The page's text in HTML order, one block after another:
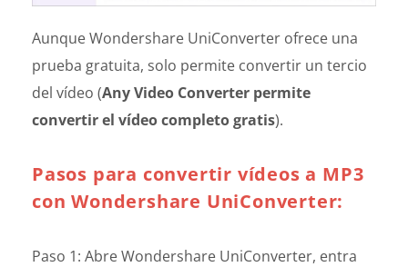
Aunque Wondershare UniConverter ofrece una
prueba gratuita, solo permite convertir un tercio
del vídeo (Any Video Converter permite
convertir el vídeo completo gratis).
Pasos para convertir vídeos a MP3
con Wondershare UniConverter:
Paso 1: Abre Wondershare UniConverter, entra